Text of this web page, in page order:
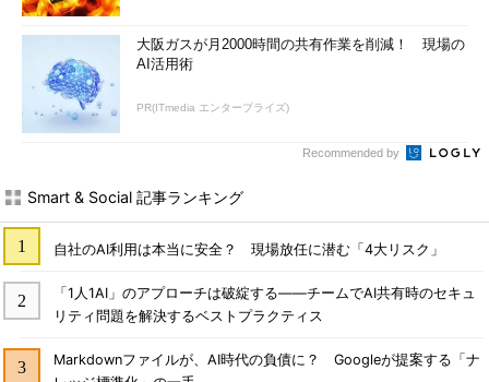
大阪ガスが月2000時間の共有作業を削減！ 現場の
AI活用術
PR(ITmedia エンタープライズ)
Recommended by
Smart & Social 記事ランキング
自社のAI利用は本当に安全？ 現場放任に潜む「4大リスク」
「1人1AI」のアプローチは破綻する――チームでAI共有時のセキュ
リティ問題を解決するベストプラクティス
Markdownファイルが、AI時代の負債に？ Googleが提案する「ナ